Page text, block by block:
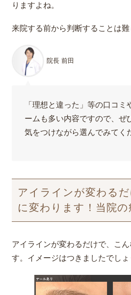
りますよね。
来院する前から判断することは難
院長 前田
「理想と違った」等の口コミ
ームも多い内容ですので、ぜ
気をつけながら選んでみてく
アイラインが変わる
に変わります！当院の
アイラインが変わるだけで、こ
す。イメージはつきましたでしょ